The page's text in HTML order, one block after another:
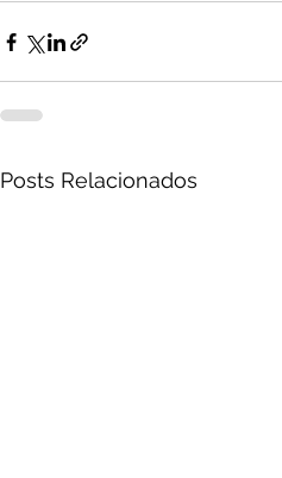
Posts Relacionados